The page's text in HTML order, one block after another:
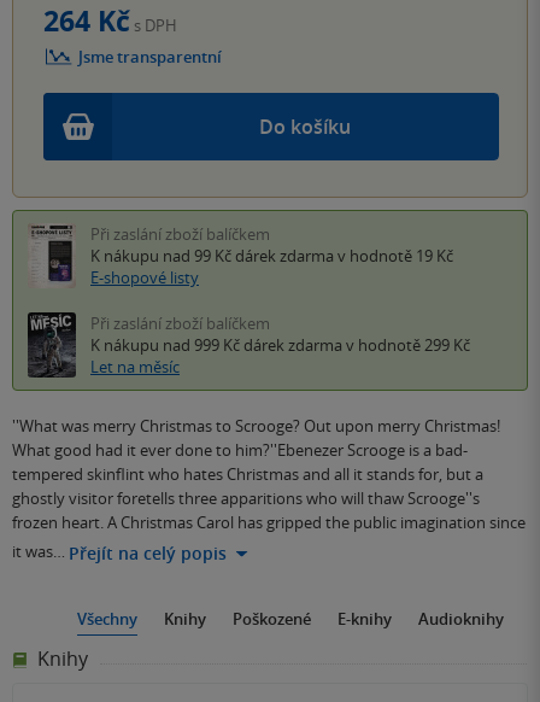
Do košíku
264 Kč s DPH
Jsme transparentní
Při zaslání zboží balíčkem
K nákupu nad 99 Kč dárek zdarma v hodnotě 19 Kč
E-shopové listy
Při zaslání zboží balíčkem
K nákupu nad 999 Kč dárek zdarma v hodnotě 299 Kč
Let na měsíc
''What was merry Christmas to Scrooge? Out upon merry Christmas!
What good had it ever done to him?''Ebenezer Scrooge is a bad-
tempered skinflint who hates Christmas and all it stands for, but a
ghostly visitor foretells three apparitions who will thaw Scrooge''s
frozen heart. A Christmas Carol has gripped the public imagination since
it was… Přejít na celý popis
Všechny Knihy Poškozené E-knihy Audioknihy
Knihy